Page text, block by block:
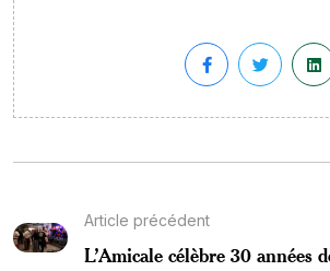
Article précédent
L’Amicale célèbre 30 années